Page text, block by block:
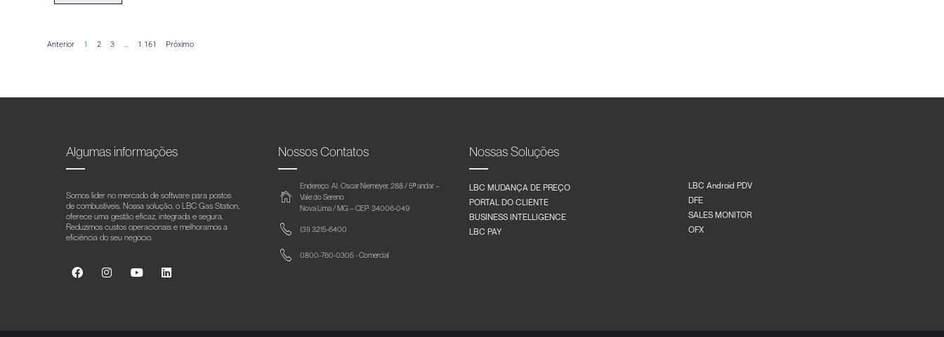
Anterior 1 2 3 … 1.161 Próximo
Algumas informações
Somos líder no mercado de software para postos
de combustíveis. Nossa solução, o LBC Gas Station,
oferece uma gestão eficaz, integrada e segura.
Reduzimos custos operacionais e melhoramos a
eficiência do seu negócio.
Nossos Contatos
Endereço: Al. Oscar Niemeyer, 288 / 5º andar –
Vale do Sereno
Nova Lima / MG – CEP: 34006-049
(31) 3215-6400
0800-760-0305 - Comercial
Nossas Soluções
LBC MUDANÇA DE PREÇO
PORTAL DO CLIENTE
BUSINESS INTELLIGENCE
LBC PAY
LBC Android PDV
DFE
SALES MONITOR
OFX